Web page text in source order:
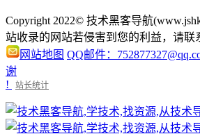
Copyright 2022© 技术黑客导航
站收录的网站若侵害到您的利益，请联
网站地图 QQ邮件：
谢
!
站长统计